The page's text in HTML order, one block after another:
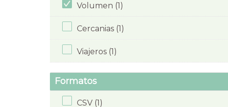
Volumen (1)
Cercanias (1)
Viajeros (1)
Formatos
CSV (1)